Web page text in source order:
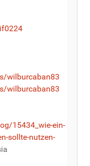
wilburcaban83
wilburcaban83
15434_wie-ein-
sollte-nutzen-